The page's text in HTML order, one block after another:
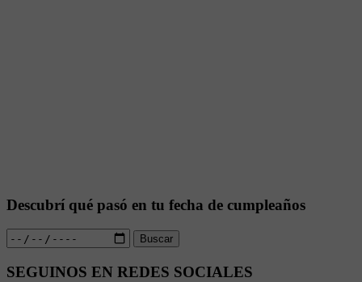
Descubrí qué pasó en tu fecha de cumpleaños
Buscar
SEGUINOS EN REDES SOCIALES